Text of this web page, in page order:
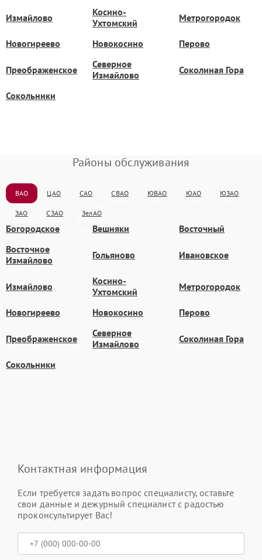
Измайлово
Косино-
Ухтомский
Метрогородок
Новогиреево Новокосино Перово
Преображенское
Северное
Измайлово
Соколиная Гора
Сокольники
Районы обслуживания
ВАО ЦАО САО СВАО ЮВАО ЮАО ЮЗАО
ЗАО СЗАО ЗелАО
Богородское Вешняки
Восточный
Восточное
Измайлово
Гольяново Ивановское
Измайлово
Косино-
Ухтомский
Метрогородок
Новогиреево Новокосино Перово
Преображенское
Северное
Измайлово
Соколиная Гора
Сокольники
Контактная информация
Если требуется задать вопрос специалисту, оставьте
свои данные и дежурный специалист с радостью
проконсультирует Вас!